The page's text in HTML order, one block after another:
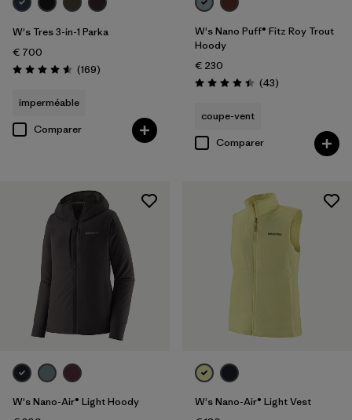
W's Tres 3-in-1 Parka
€ 700
Évaluation: 4.6 / 5
(169Avis
)
imperméable
Comparer
W's Nano Puff® Fitz Roy Trout
Hoody
€ 230
Évaluation: 4.4 / 5
(43Avis
)
coupe-vent
Comparer
W's Nano-Air® Light Hoody
W's Nano-Air® Light Vest